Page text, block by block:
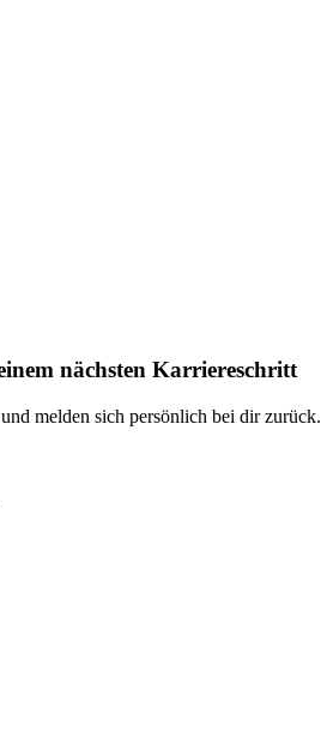
nächsten Karriereschritt
melden sich persönlich bei dir zurück.